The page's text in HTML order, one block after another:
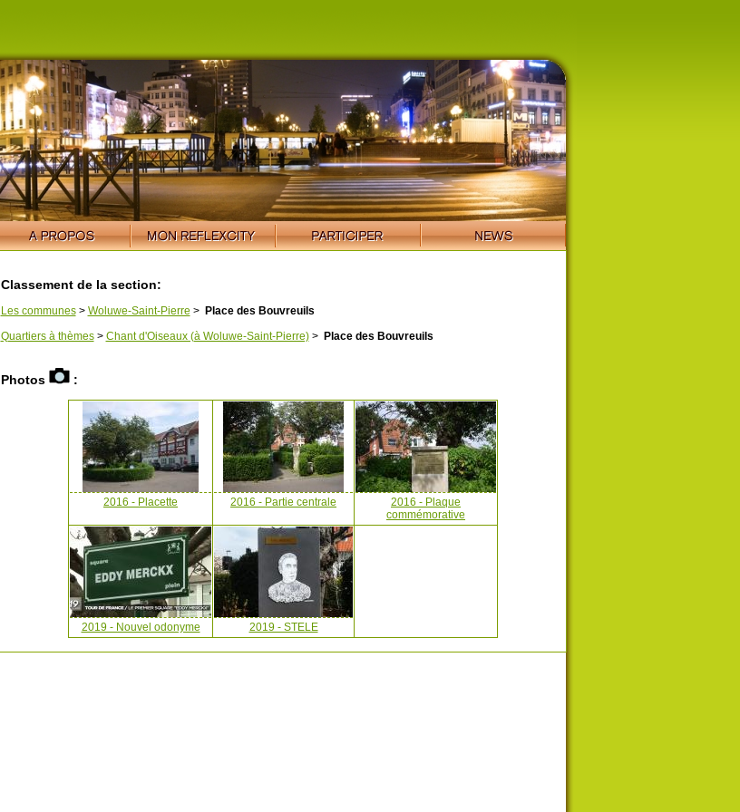
Classement de la section:
Les communes> Woluwe-Saint-Pierre >
Place des Bouvreuils
Quartiers à thèmes> Chant d'Oiseaux (à Woluwe-Saint-Pierre)> Place des Bouvreuils
Photos :
2016 - Placette 2016 - Partie centrale
2016 - Plaque
commémorative
2019 - Nouvel odonyme 2019 - STELE